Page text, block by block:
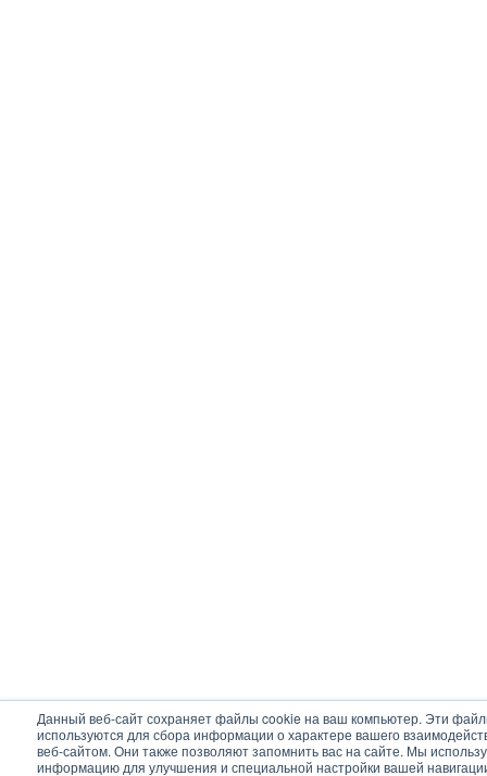
Данный веб-сайт сохраняет файлы cookie на ваш компьютер. Эти
используются для сбора информации о характере вашего
веб-сайтом. Они также позволяют запомнить вас на сайте. Мы
информацию для улучшения и специальной настройки вашей